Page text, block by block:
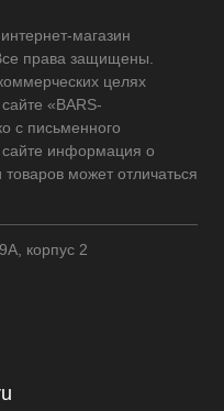
магазин
права защищены.
целях
«BARS-
с письменного
информация о
товаров может отличаться
корпус 2